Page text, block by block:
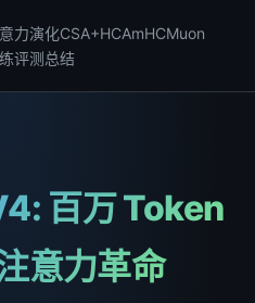
力演化CSA+HCAmHCMuon
评测总结
百万 Token
意力革命